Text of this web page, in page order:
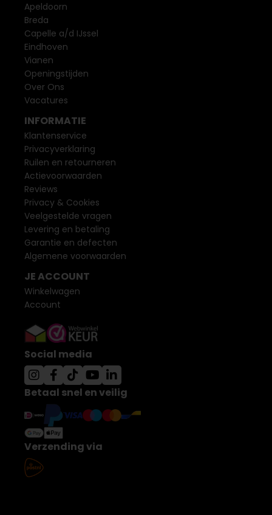
Apeldoorn
Breda
Capelle a/d IJssel
Eindhoven
Vianen
Openingstijden
Over Ons
Vacatures
INFORMATIE
Klantenservice
Privacyverklaring
Ruilen en retourneren
Actievoorwaarden
Reviews
Privacy & Cookies
Veelgestelde vragen
Levering en betaling
Garantie en defecten
Algemene voorwaarden
JE ACCOUNT
Winkelwagen
Account
Social media
Betaal snel en veilig
Verzending via